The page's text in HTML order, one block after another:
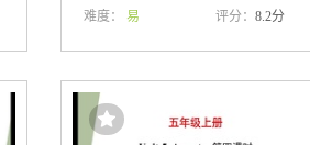
难度： 易 评分： 8.2分